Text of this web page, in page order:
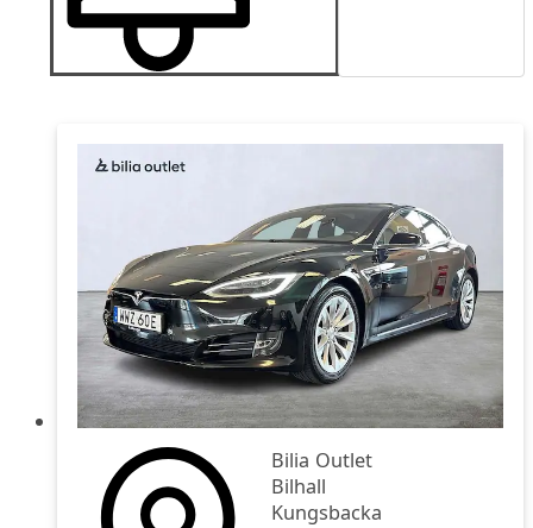
Pris
Bilia Outlet
Bilhall
Kungsbacka